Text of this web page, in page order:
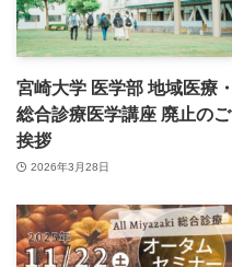
宮崎大学 医学部 地域医療・
総合診療医学講座 廃止のご
挨拶
2026年3月28日